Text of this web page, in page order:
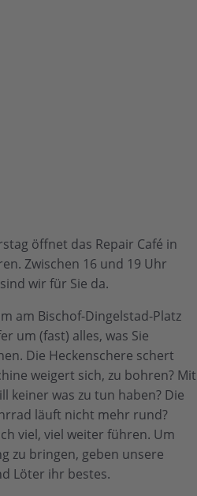
öffnet das Repair Café in
Zwischen 16 und 19 Uhr
wir für Sie da.
am Bischof-Dingelstad-Platz
um (fast) alles, was Sie
Die Heckenschere schert
weigert sich, zu bohren? Mit
keiner was zu tun haben? Die
läuft nicht mehr rund?
viel, viel weiter führen. Um
zu bringen, geben unsere
Löter ihr bestes.